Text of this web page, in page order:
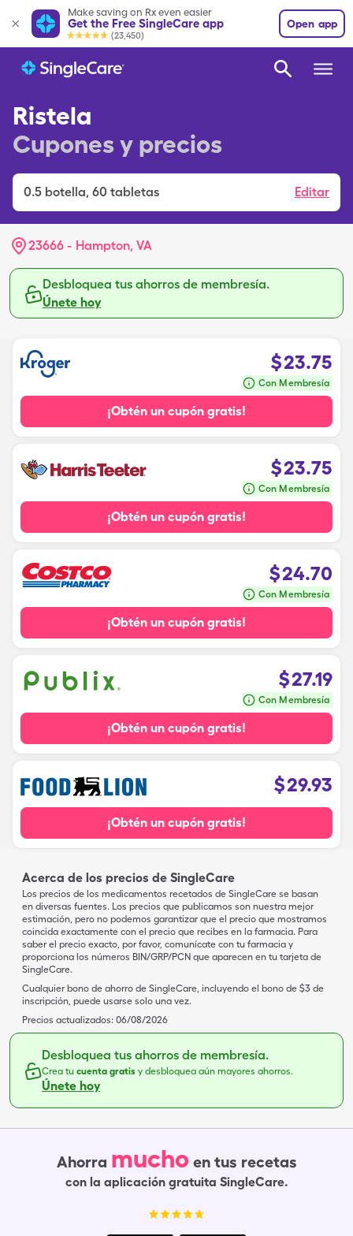
Make saving on Rx even easier
Get the Free SingleCare app
(23,450)
Open app
Ristela
Cupones y precios
0.5 botella, 60 tabletas Editar
23666 - Hampton, VA
Desbloquea tus ahorros de membresía.
Únete hoy
$23.75
Con Membresía
¡Obtén un cupón gratis!
$23.75
Con Membresía
¡Obtén un cupón gratis!
$24.70
Con Membresía
¡Obtén un cupón gratis!
$27.19
Con Membresía
¡Obtén un cupón gratis!
$29.93
¡Obtén un cupón gratis!
Acerca de los precios de SingleCare
Los precios de los medicamentos recetados de SingleCare se basan
en diversas fuentes. Los precios que publicamos son nuestra mejor
estimación, pero no podemos garantizar que el precio que mostramos
coincida exactamente con el precio que recibes en la farmacia. Para
saber el precio exacto, por favor, comunícate con tu farmacia y
proporciona los números BIN/GRP/PCN que aparecen en tu tarjeta de
SingleCare.
Cualquier bono de ahorro de SingleCare, incluyendo el bono de $3 de
inscripción, puede usarse solo una vez.
Precios actualizados: 06/08/2026
Desbloquea tus ahorros de membresía.
Crea tu cuenta gratis y desbloquea aún mayores ahorros.
Únete hoy
Ahorra mucho en tus recetas
con la aplicación gratuita SingleCare.